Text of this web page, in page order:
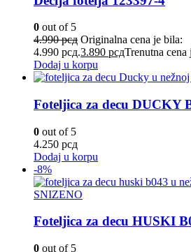
0 out of 5
4.990рсд Originalna cena je bila:
4.990 рсд.3.890 рсдTrenutna cena
Dodaj u korpu
Foteljica za decu DUCKY
0 out of 5
4.250 рсд
Dodaj u korpu
-8%
SNIZENO
Foteljica za decu HUSKI
0 out of 5